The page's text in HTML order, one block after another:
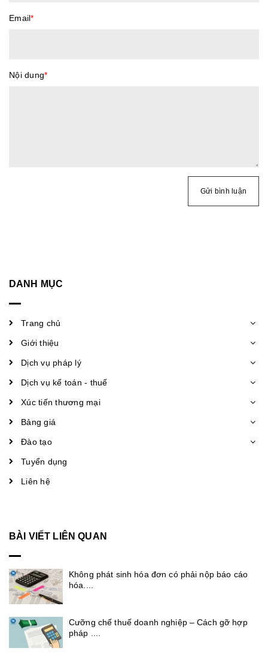
Email*
Nội dung*
Gửi bình luận
DANH MỤC
Trang chủ
Giới thiệu
Dịch vụ pháp lý
Dịch vụ kế toán - thuế
Xúc tiến thương mại
Bảng giá
Đào tạo
Tuyển dụng
Liên hệ
BÀI VIẾT LIÊN QUAN
Không phát sinh hóa đơn có phải nộp báo cáo
hóa....
Cưỡng chế thuế doanh nghiệp – Cách gỡ hợp
pháp ....